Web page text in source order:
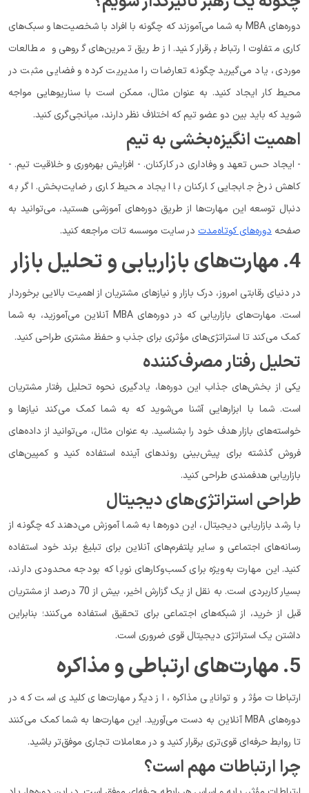
دوره‌های MBA به شما می‌آموزند که چگونه با افراد با شخصیت‌ها و سبک‌های
کاری متفاوت ارتباط برقرار کنید. از طریق تمرین‌های گروهی و مطالعات
موردی، یاد می‌گیرید چگونه تعارضات را مدیریت کرده و فضایی مثبت در
محیط کار ایجاد کنید. به عنوان مثال، ممکن است با سناریوهایی مواجه
شوید که باید بین دو عضو تیم که اختلاف نظر دارند، میانجی‌گری کنید.
اهمیت انگیزه‌بخشی به تیم
- ایجاد حس تعهد و وفاداری در کارکنان. - افزایش بهره‌وری و خلاقیت تیم. -
کاهش نرخ جابجایی کارکنان با ایجاد محیط کاری رضایت‌بخش. اگر به
دنبال توسعه این مهارت‌ها از طریق دوره‌های آموزشی هستید، می‌توانید به
صفحه دوره‌های کوتاه‌مدت در سایت موسسه تات مراجعه کنید.
4. مهارت‌های بازاریابی و تحلیل بازار
در دنیای رقابتی امروز، درک بازار و نیازهای مشتریان از اهمیت بالایی برخوردار
است. مهارت‌های بازاریابی که در دوره‌های MBA آنلاین می‌آموزید، به شما
کمک می‌کند تا استراتژی‌های مؤثری برای جذب و حفظ مشتری طراحی کنید.
تحلیل رفتار مصرف‌کننده
یکی از بخش‌های جذاب این دوره‌ها، یادگیری نحوه تحلیل رفتار مشتریان
است. شما با ابزارهایی آشنا می‌شوید که به شما کمک می‌کند نیازها و
خواسته‌های بازار هدف خود را بشناسید. به عنوان مثال، می‌توانید از داده‌های
فروش گذشته برای پیش‌بینی روندهای آینده استفاده کنید و کمپین‌های
بازاریابی هدفمندی طراحی کنید.
طراحی استراتژی‌های دیجیتال
با رشد بازاریابی دیجیتال، این دوره‌ها به شما آموزش می‌دهند که چگونه از
رسانه‌های اجتماعی و سایر پلتفرم‌های آنلاین برای تبلیغ برند خود استفاده
کنید. این مهارت به‌ویژه برای کسب‌وکارهای نوپا که بودجه محدودی دارند،
بسیار کاربردی است. به نقل از یک گزارش اخیر، بیش از 70 درصد از مشتریان
قبل از خرید، از شبکه‌های اجتماعی برای تحقیق استفاده می‌کنند؛ بنابراین
داشتن یک استراتژی دیجیتال قوی ضروری است.
5. مهارت‌های ارتباطی و مذاکره
ارتباطات مؤثر و توانایی مذاکره، از دیگر مهارت‌های کلیدی است که در
دوره‌های MBA آنلاین به دست می‌آورید. این مهارت‌ها به شما کمک می‌کنند
تا روابط حرفه‌ای قوی‌تری برقرار کنید و در معاملات تجاری موفق‌تر باشید.
چرا ارتباطات مهم است؟